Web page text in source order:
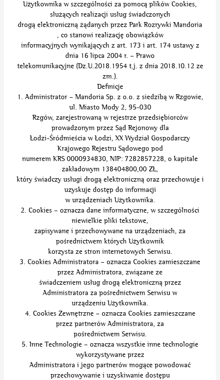
Użytkownika w szczególności za pomocą plików Cookies,
służących realizacji usług świadczonych
drogą elektroniczną żądanych przez Park Rozrywki Mandoria
, co stanowi realizację obowiązków
informacyjnych wynikających z art. 173 i art. 174 ustawy z
dnia 16 lipca 2004 r. – Prawo
telekomunikacyjne (Dz.U.2018.1954 t.j. z dnia 2018.10.12 ze
zm.).
Definicje
1. Administrator – Mandoria Sp. z o.o. z siedzibą w Rzgowie,
ul. Miasto Mody 2, 95-030
Rzgów, zarejestrowaną w rejestrze przedsiębiorców
prowadzonym przez Sąd Rejonowy dla
Łodzi-Śródmieścia w Łodzi, XX Wydział Gospodarczy
Krajowego Rejestru Sądowego pod
numerem KRS 0000934830, NIP: 7282857228, o kapitale
zakładowym 138404800,00 ZŁ,
który świadczy usługi drogą elektroniczną oraz przechowuje i
uzyskuje dostęp do informacji
w urządzeniach Użytkownika.
2. Cookies – oznacza dane informatyczne, w szczególności
niewielkie pliki tekstowe,
zapisywane i przechowywane na urządzeniach, za
pośrednictwem których Użytkownik
korzysta ze stron internetowych Serwisu.
3. Cookies Administratora – oznacza Cookies zamieszczane
przez Administratora, związane ze
świadczeniem usług drogą elektroniczną przez
Administratora za pośrednictwem Serwisu w
urządzeniu Użytkownika.
4. Cookies Zewnętrzne – oznacza Cookies zamieszczane
przez partnerów Administratora, za
pośrednictwem Serwisu.
5. Inne Technologie – oznacza wszystkie inne technologie
wykorzystywane przez
Administratora i jego partnerów mogące powodować
przechowywanie i uzyskiwanie dostępu